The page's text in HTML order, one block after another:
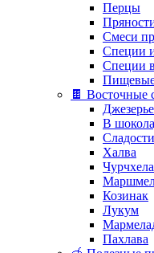
Перцы
Смеси
Специи
Специи
🍫 Восточные
Джезерье
В
Сладости
Халва
Чурчхела
Козинак
Лукум
Пахлава